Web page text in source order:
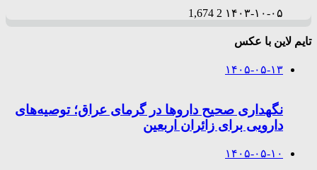
۱۴۰۳-۱۰-۰۵ 2
1,674
تایم لاین با عکس
۱۴۰۵-۰۵-۱۳
نگهداری صحیح داروها در گرمای عراق؛ توصیه‌های
دارویی برای زائران اربعین
۱۴۰۵-۰۵-۱۰